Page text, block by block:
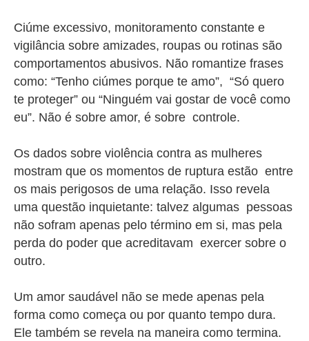
Ciúme excessivo, monitoramento constante e
vigilância sobre amizades, roupas ou rotinas são
comportamentos abusivos. Não romantize frases
como: “Tenho ciúmes porque te amo”, “Só quero
te proteger” ou “Ninguém vai gostar de você como
eu”. Não é sobre amor, é sobre controle.
Os dados sobre violência contra as mulheres
mostram que os momentos de ruptura estão entre
os mais perigosos de uma relação. Isso revela
uma questão inquietante: talvez algumas pessoas
não sofram apenas pelo término em si, mas pela
perda do poder que acreditavam exercer sobre o
outro.
Um amor saudável não se mede apenas pela
forma como começa ou por quanto tempo dura.
Ele também se revela na maneira como termina.